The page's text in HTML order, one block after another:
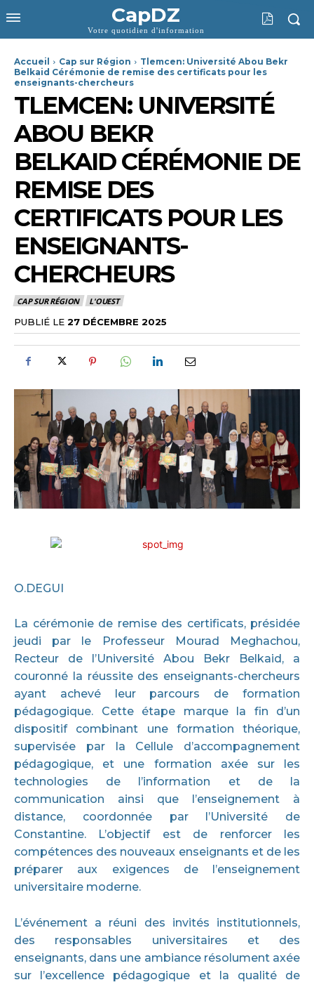
CapDZ
Votre quotidien d'information
Accueil Cap sur Région
Tlemcen: Université Abou Bekr
Belkaid Cérémonie de remise des certificats pour les
enseignants-chercheurs
TLEMCEN: UNIVERSITÉ
ABOU BEKR
BELKAID CÉRÉMONIE DE
REMISE DES
CERTIFICATS POUR LES
ENSEIGNANTS-
CHERCHEURS
CAP SUR RÉGION L'OUEST
PUBLIÉ LE 27 DÉCEMBRE 2025
O.DEGUI
La cérémonie de remise des certificats, présidée
jeudi par le Professeur Mourad Meghachou,
Recteur de l’Université Abou Bekr Belkaid, a
couronné la réussite des enseignants-chercheurs
ayant achevé leur parcours de formation
pédagogique. Cette étape marque la fin d’un
dispositif combinant une formation théorique,
supervisée par la Cellule d’accompagnement
pédagogique, et une formation axée sur les
technologies de l’information et de la
communication ainsi que l’enseignement à
distance, coordonnée par l’Université de
Constantine. L’objectif est de renforcer les
compétences des nouveaux enseignants et de les
préparer aux exigences de l’enseignement
universitaire moderne.
L’événement a réuni des invités institutionnels,
des responsables universitaires et des
enseignants, dans une ambiance résolument axée
sur l’excellence pédagogique et la qualité de